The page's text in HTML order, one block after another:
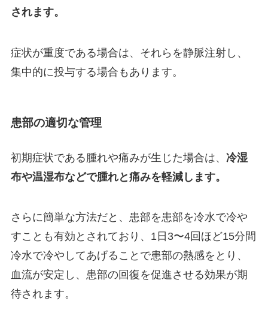
されます。
症状が重度である場合は、それらを静脈注射し、
集中的に投与する場合もあります。
患部の適切な管理
初期症状である腫れや痛みが生じた場合は、 冷湿
布や温湿布などで腫れと痛みを軽減します。
さらに簡単な方法だと、患部を患部を冷水で冷や
すことも有効とされており、1日3〜4回ほど15分間
冷水で冷やしてあげることで患部の熱感をとり、
血流が安定し、患部の回復を促進させる効果が期
待されます。